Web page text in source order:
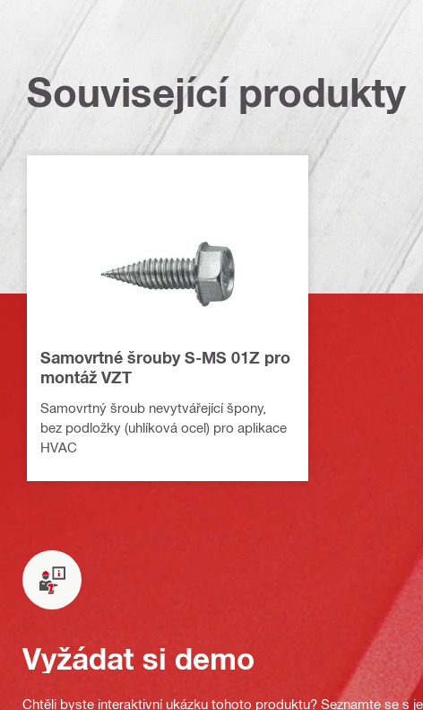
Související produkty
Samovrtné šrouby S-MS 01Z pro
montáž VZT
Samovrtný šroub nevytvářející špony,
bez podložky (uhlíková ocel) pro aplikace
HVAC
Vyžádat si demo
Chtěli byste interaktivní ukázku tohoto produktu? Seznamte se s